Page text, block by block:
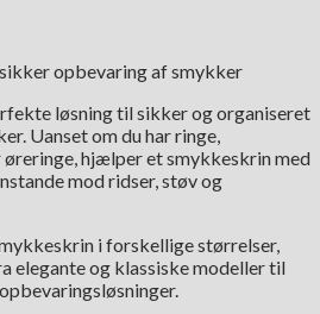
opbevaring af smykker
løsning til sikker og organiseret
Uanset om du har ringe,
hjælper et smykkeskrin med
mod ridser, støv og
i forskellige størrelser,
elegante og klassiske modeller til